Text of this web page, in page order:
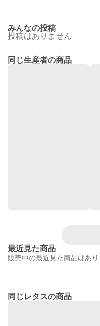
みんなの投稿
投稿はありません
同じ生産者の商品
最近見た商品
販売中の最近見た商品はあり
同じレタスの商品